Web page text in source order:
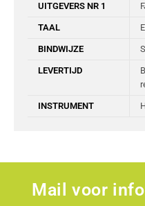
UITGEVERS NR 1
TAAL
BINDWIJZE
LEVERTIJD
INSTRUMENT
Mail voor